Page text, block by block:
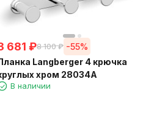
681 ₽8 100 ₽ -55%
Langberger 4 крючка
хром 28034A
В наличии